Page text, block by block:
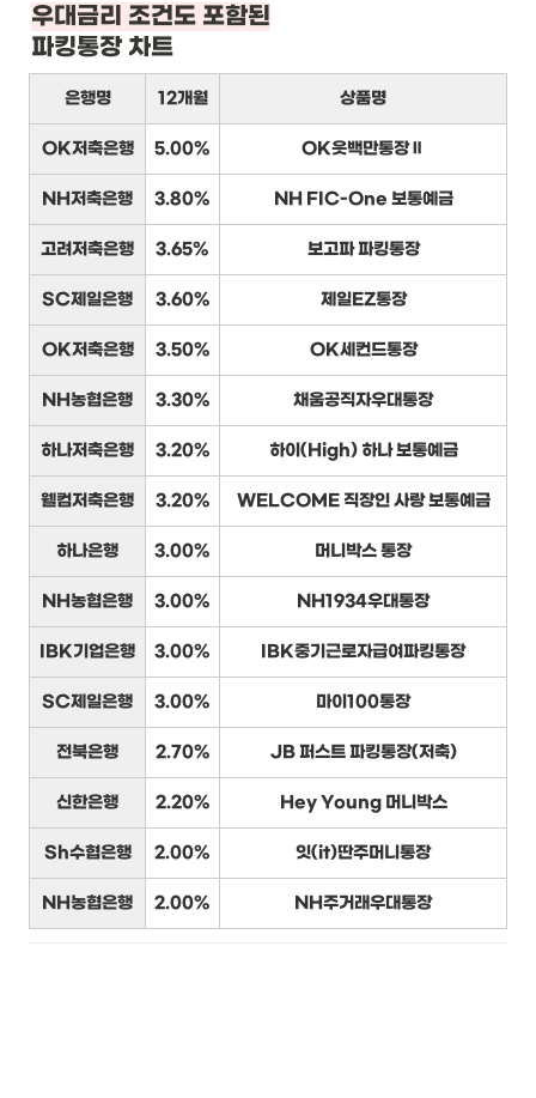
우대금리 조건도 포함된
파킹통장 차트
은행명 12개월 상품명
OK저축은행 5.00% OK읏백만통장Ⅱ
NH저축은행 3.80% NH FIC-One 보통예금
고려저축은행 3.65% 보고파 파킹통장
SC제일은행 3.60% 제일EZ통장
OK저축은행 3.50% OK세컨드통장
NH농협은행 3.30% 채움공직자우대통장
하나저축은행 3.20% 하이(High) 하나 보통예금
웰컴저축은행 3.20% WELCOME 직장인 사랑 보통예금
하나은행 3.00% 머니박스 통장
NH농협은행 3.00% NH1934우대통장
IBK기업은행 3.00% IBK중기근로자급여파킹통장
SC제일은행 3.00% 마이100통장
전북은행 2.70% JB 퍼스트 파킹통장(저축)
신한은행 2.20% Hey Young 머니박스
Sh수협은행 2.00% 잇(it)딴주머니통장
NH농협은행 2.00% NH주거래우대통장